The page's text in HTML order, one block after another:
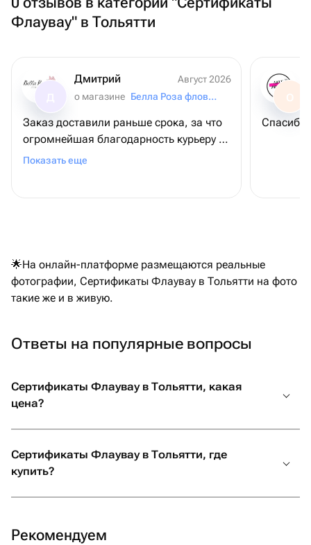
Флаувау" в Тольятти
Дмитрий
Август 2026
о магазине
Белла Роза фловерс
Заказ доставили раньше срока, за что
огромнейшая благодарность курьеру и
всему коллективу магазина! Спасибо
Показать еще
О
Спасибо.
🌟На онлайн-платформе размещаются реальные
фотографии, Сертификаты Флаувау в Тольятти на фото
такие же и в живую.
Ответы на популярные вопросы
Сертификаты Флаувау в Тольятти, какая
цена?
Сертификаты Флаувау в Тольятти, где
купить?
Рекомендуем